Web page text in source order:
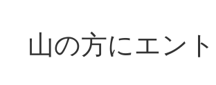
山の方にエン